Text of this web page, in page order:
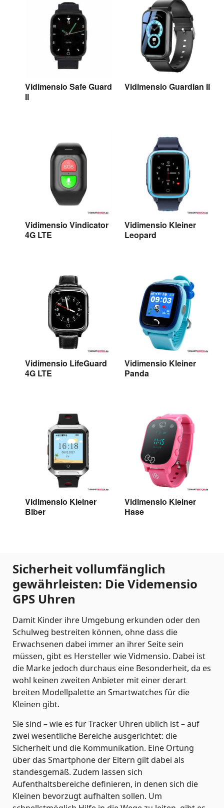
Vidimensio Safe Guard
II
Vidimensio Guardian II
Vidimensio Vindicator
4G LTE
Vidimensio Kleiner
Leopard
Vidimensio Kleiner
Vidimensio LifeGuard
4G LTE
Vidimensio Kleiner
Panda
Vidimensio Kleiner
Biber
Vidimensio Kleiner
Hase
Sicherheit vollumfänglich
gewährleisten: Die Videmensio
GPS Uhren
Damit Kinder ihre Umgebung erkunden oder den
Schulweg bestreiten können, ohne dass die
Erwachsenen dabei immer an ihrer Seite sein
müssen, gibt es Hersteller wie Vidmensio. Dabei ist
die Marke jedoch durchaus eine Besonderheit, da es
wohl keinen zweiten Anbieter mit einer derart
breiten Modellpalette an Smartwatches für die
Kleinen gibt.
Sie sind – wie es für Tracker Uhren üblich ist – auf
zwei wesentliche Bereiche ausgerichtet: die
Sicherheit und die Kommunikation. Eine Ortung
über das Smartphone der Eltern gilt dabei als
standesgemäß. Zudem lassen sich
Aufenthaltsbereiche definieren, in denen sich die
Kleinen bevorzugt aufhalten sollen. Um